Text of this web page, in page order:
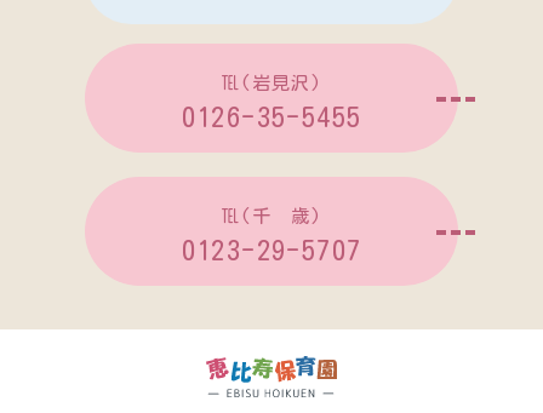
℡(岩見沢)
0126-35-5455
℡(千 歳)
0123-29-5707